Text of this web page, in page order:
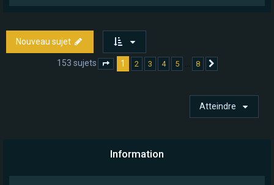
Nouveau sujet
153 sujets Page sur8
1 2 3 4 5 … 8
Atteindre
Information